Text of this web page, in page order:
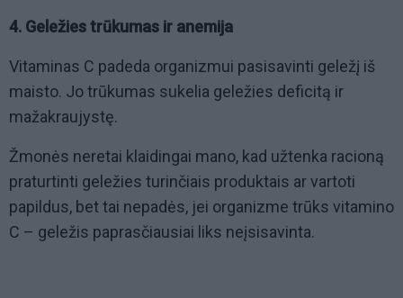
4. Geležies trūkumas ir anemija
Vitaminas C padeda organizmui pasisavinti geležį iš
maisto. Jo trūkumas sukelia geležies deficitą ir
mažakraujystę.
Žmonės neretai klaidingai mano, kad užtenka racioną
praturtinti geležies turinčiais produktais ar vartoti
papildus, bet tai nepadės, jei organizme trūks vitamino
C – geležis paprasčiausiai liks neįsisavinta.